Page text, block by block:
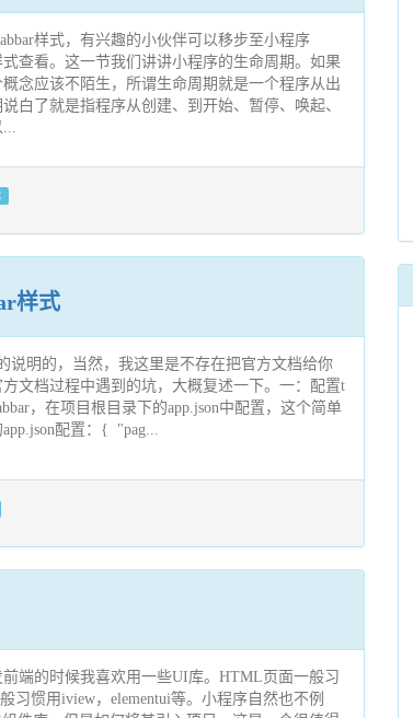
样式，有兴趣的小伙伴可以移步至小程序
式查看。这一节我们讲讲小程序的生命周期。如果
念应该不陌生，所谓生命周期就是一个程序从出
白了就是指程序从创建、到开始、暂停、唤起、
样式
说明的，当然，我这里是不存在把官方文档给你
文档过程中遇到的坑，大概复述一下。一：配置t
，在项目根目录下的app.json中配置，这个简单
配置：{ "pag...
端的时候我喜欢用一些UI库。HTML页面一般习
习惯用iview，elementui等。小程序自然也不例